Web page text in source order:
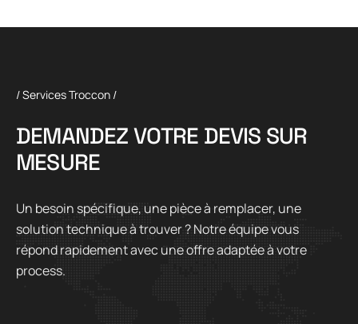
/ Services Troccon /
DEMANDEZVOTRE DEVIS SUR
MESURE
Un besoin spécifique, une pièce à remplacer, une
solution technique à trouver ? Notre équipe vous
répond rapidement avec une offre adaptée à votre
process.